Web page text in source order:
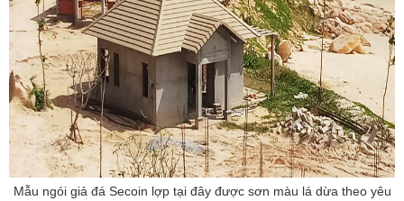
Mẫu ngói giả đá Secoin lợp tại đây được sơn màu lá dừa theo yêu